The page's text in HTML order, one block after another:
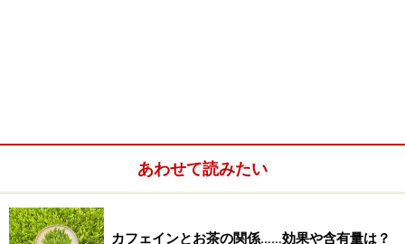
「自家製のザーサイ」、「野沢菜」、「ひき肉の炒め
煮」などが付いてきます。ザーサイは辛すぎず、塩辛す
ぎず、そのまま齧ってもおいしいもの。ひき肉の炒め煮
は後ほど紹介するルーロー飯に使われているもの。
あわせて読みたい
カフェインとお茶の関係……効果や含有量は？